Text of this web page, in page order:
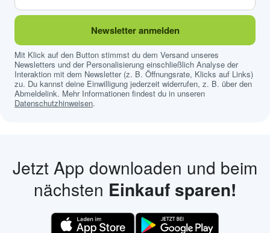
Newsletter anmelden
Mit Klick auf den Button stimmst du dem Versand unseres
Newsletters und der Personalisierung einschließlich Analyse der
Interaktion mit dem Newsletter (z. B. Öffnungsrate, Klicks auf Links)
zu. Du kannst deine Einwilligung jederzeit widerrufen, z. B. über den
Abmeldelink. Mehr Informationen findest du in unseren
Datenschutzhinweisen.
Jetzt App downloaden und beim
nächsten Einkauf sparen!